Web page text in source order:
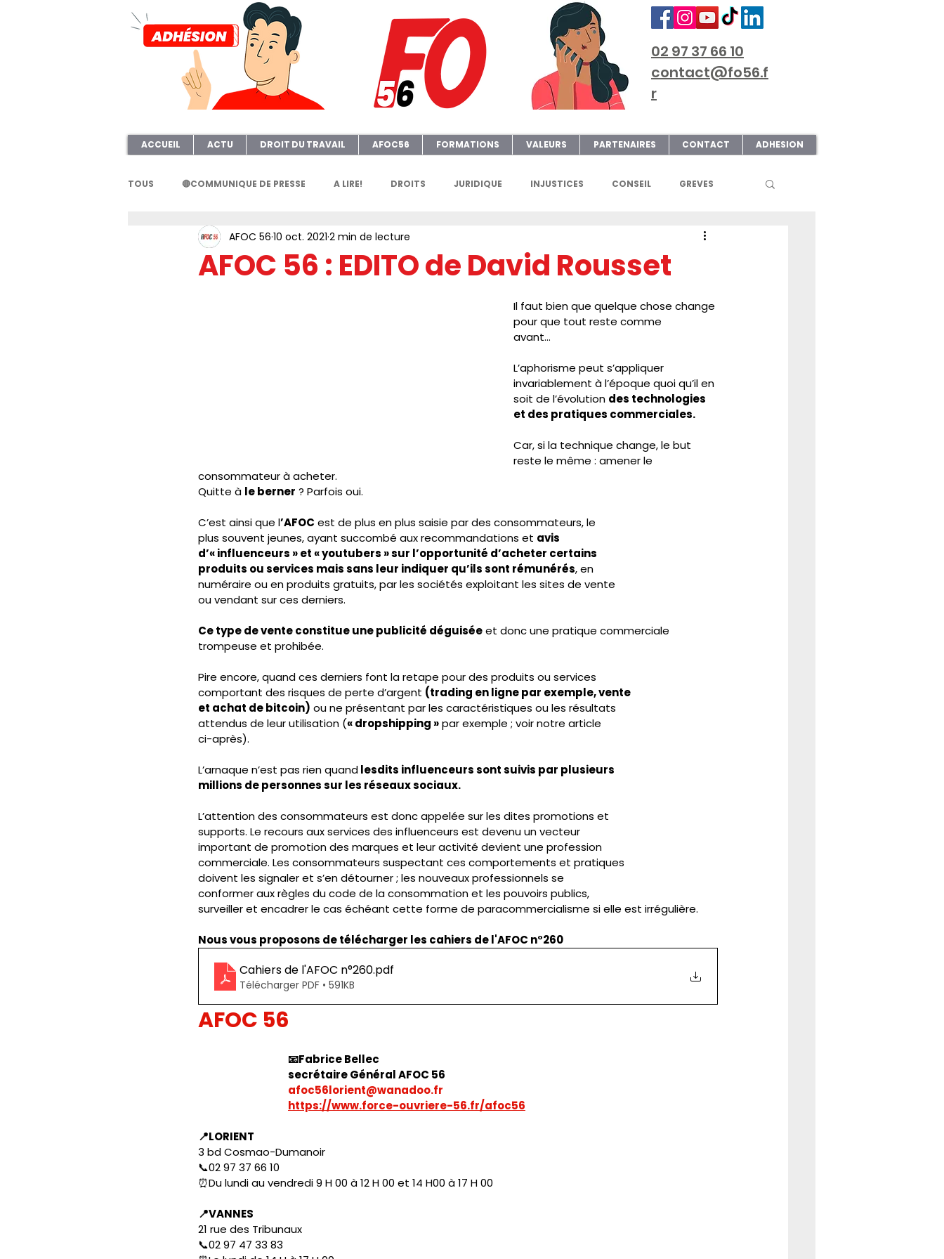
02 97 37 66 10
contact@fo56.f
r
ACCUEIL ACTU DROIT DU TRAVAIL AFOC56 FORMATIONS VALEURS PARTENAIRES CONTACT ADHESION
TOUS 🔴COMMUNIQUE DE PRESSE A LIRE! DROITS JURIDIQUE INJUSTICES CONSEIL GREVES
FORMATION AFOC56 AGENDA FGTAFO ART & CULTURE
AFOC 56 : EDITO de David Rousset
AFOC 56 10 oct. 2021 2 min de lecture
Il faut bien que quelque chose change
pour que tout reste comme
avant...
L’aphorisme peut s’appliquer
invariablement à l’époque quoi qu’il en
soit de l’évolution des technologies
et des pratiques commerciales.
Car, si la technique change, le but
reste le même : amener le
consommateur à acheter.
Quitte à le berner ? Parfois oui.
C’est ainsi que l’AFOC est de plus en plus saisie par des consommateurs, le
plus souvent jeunes, ayant succombé aux recommandations et avis
d’« influenceurs » et « youtubers » sur l’opportunité d’acheter certains
produits ou services mais sans leur indiquer qu’ils sont rémunérés, en
numéraire ou en produits gratuits, par les sociétés exploitant les sites de vente
ou vendant sur ces derniers.
Ce type de vente constitue une publicité déguisée et donc une pratique commerciale
trompeuse et prohibée.
Pire encore, quand ces derniers font la retape pour des produits ou services
comportant des risques de perte d’argent (trading en ligne par exemple, vente
et achat de bitcoin) ou ne présentant par les caractéristiques ou les résultats
attendus de leur utilisation (« dropshipping » par exemple ; voir notre article
ci-après).
L’arnaque n’est pas rien quand lesdits influenceurs sont suivis par plusieurs
millions de personnes sur les réseaux sociaux.
L’attention des consommateurs est donc appelée sur les dites promotions et
supports. Le recours aux services des influenceurs est devenu un vecteur
important de promotion des marques et leur activité devient une profession
commerciale. Les consommateurs suspectant ces comportements et pratiques
doivent les signaler et s’en détourner ; les nouveaux professionnels se
conformer aux règles du code de la consommation et les pouvoirs publics,
surveiller et encadrer le cas échéant cette forme de paracommercialisme si elle est irrégulière.
Nous vous proposons de télécharger les cahiers de l'AFOC n°260
Cahiers de l'AFOC n°260.pdf
Télécharger PDF • 591KB
AFOC 56
📧Fabrice Bellec
secrétaire Général AFOC 56
afoc56lorient@wanadoo.fr
https://www.force-ouvriere-56.fr/afoc56
📍LORIENT
3 bd Cosmao-Dumanoir
📞02 97 37 66 10
⏰Du lundi au vendredi 9 H 00 à 12 H 00 et 14 H00 à 17 H 00
📍VANNES
21 rue des Tribunaux
📞02 97 47 33 83